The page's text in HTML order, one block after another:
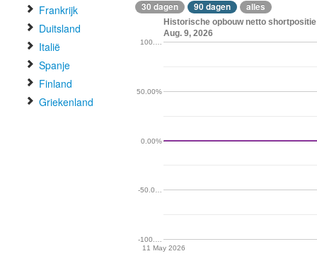
Frankrijk
Duitsland
Italië
Spanje
Finland
Griekenland
30 dagen 90 dagen alles
Historische opbouw netto
Aug. 9, 2026
11 May 2026
-100.…
-50.0…
0.00%
50.00%
100.…